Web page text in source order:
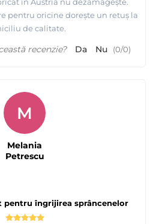
pentru oricine dorește un retuș la
de calitate.
recenzie? Da Nu (0/0)
pentru îngrijirea sprâncenelor
M
Melania
Petrescu